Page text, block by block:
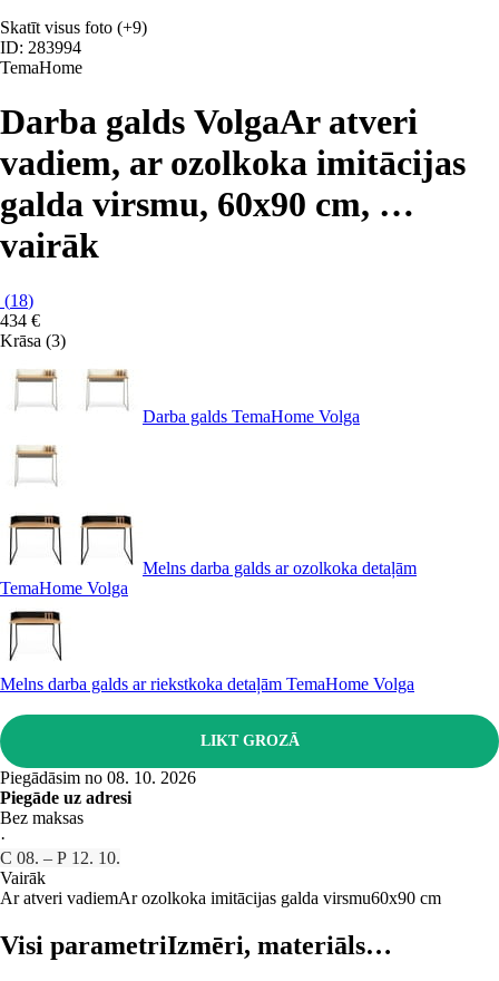
Skatīt visus foto (+9)
ID: 283994
TemaHome
Darba galds VolgaAr atveri
vadiem, ar ozolkoka imitācijas
galda virsmu, 60x90 cm, …
vairāk
(18)
434 €
Krāsa (3)
Darba galds TemaHome Volga
Melns darba galds ar ozolkoka detaļām
TemaHome Volga
Melns darba galds ar riekstkoka detaļām TemaHome Volga
LIKT GROZĀ
Piegādāsim no 08. 10. 2026
Piegāde uz adresi
Bez maksas
·
C 08. – P 12. 10.
Vairāk
Ar atveri vadiemAr ozolkoka imitācijas galda virsmu60x90 cm
Visi parametriIzmēri, materiāls…